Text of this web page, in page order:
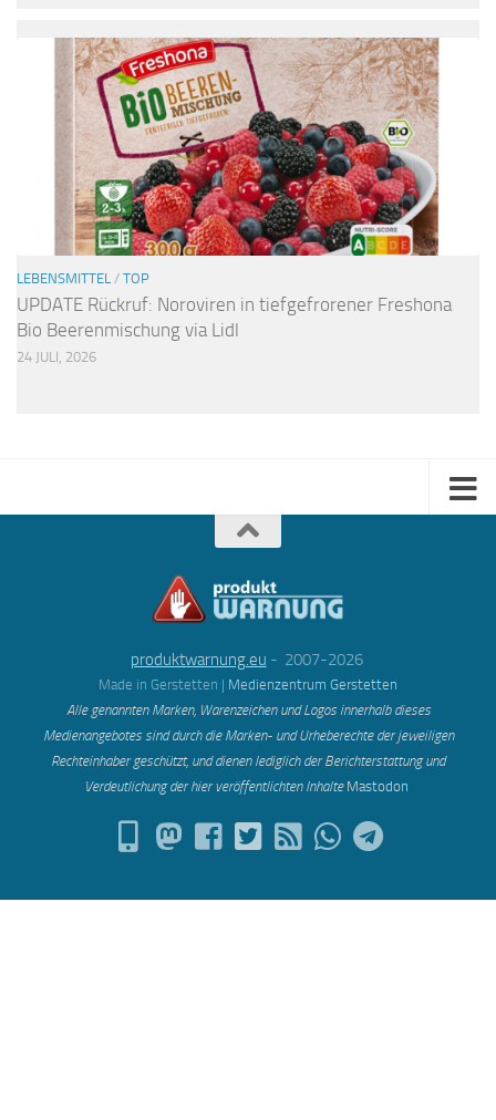
LEBENSMITTEL / TOP
UPDATE Rückruf: Noroviren in tiefgefrorener Freshona
Bio Beerenmischung via Lidl
24 JULI, 2026
produktwarnung.eu - 2007-2026
Made in Gerstetten | Medienzentrum Gerstetten
Alle genannten Marken, Warenzeichen und Logos innerhalb dieses
Medienangebotes sind durch die Marken- und Urheberechte der jeweiligen
Rechteinhaber geschützt, und dienen lediglich der Berichterstattung und
Verdeutlichung der hier veröffentlichten Inhalte Mastodon